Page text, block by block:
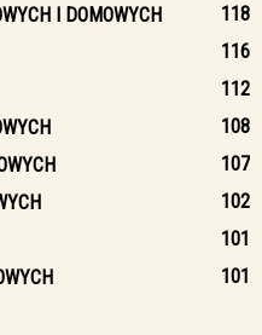
I DOMOWYCH
118
116
112
108
107
102
101
101